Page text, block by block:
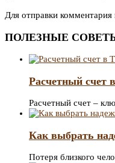
Для отправки
ПОЛЕЗНЫЕ
Расчетный счет
Расчетный счет –
Как выбрать
Потеря близкого